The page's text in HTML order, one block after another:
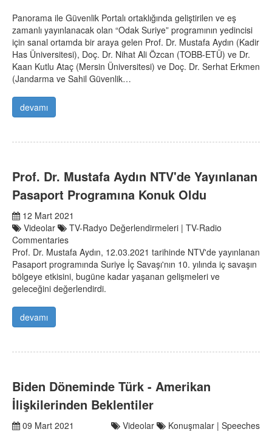
Panorama ile Güvenlik Portalı ortaklığında geliştirilen ve eş
zamanlı yayınlanacak olan “Odak Suriye” programının yedincisi
için sanal ortamda bir araya gelen Prof. Dr. Mustafa Aydın (Kadir
Has Üniversitesi), Doç. Dr. Nihat Ali Özcan (TOBB-ETÜ) ve Dr.
Kaan Kutlu Ataç (Mersin Üniversitesi) ve Doç. Dr. Serhat Erkmen
(Jandarma ve Sahil Güvenlik…
devamı
Prof. Dr. Mustafa Aydın NTV'de Yayınlanan
Pasaport Programına Konuk Oldu
12 Mart 2021
Videolar
TV-Radyo Değerlendirmeleri | TV-Radio
Commentaries
Prof. Dr. Mustafa Aydın, 12.03.2021 tarihinde NTV'de yayınlanan
Pasaport programında Suriye İç Savaşı'nın 10. yılında iç savaşın
bölgeye etkisini, bugüne kadar yaşanan gelişmeleri ve
geleceğini değerlendirdi.
devamı
Biden Döneminde Türk - Amerikan
İlişkilerinden Beklentiler
09 Mart 2021 Videolar
Konuşmalar | Speeches